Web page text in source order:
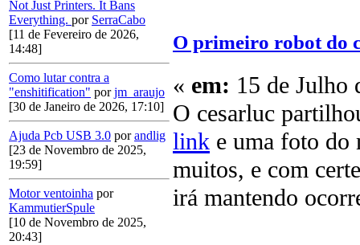
Not Just Printers. It Bans
Everything. por SerraCabo
[11 de Fevereiro de 2026,
14:48]
Como lutar contra a
"enshitification" porjm_araujo
[30 de Janeiro de 2026, 17:10]
Ajuda Pcb USB 3.0 porandlig
[23 de Novembro de 2025,
19:59]
Motor ventoinha por
KammutierSpule
[10 de Novembro de 2025,
20:43]
O primeiro robot do
« em: 15 de Julho
O cesarluc
link e uma foto do
muitos, e com
irá mantendo